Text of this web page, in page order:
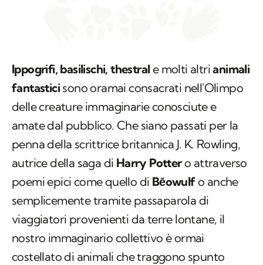
Ippogrifi, basilischi, thestrale molti altrianimali
fantastici sono oramai consacrati nell'Olimpo
delle creature immaginarie conosciute e
amate dal pubblico. Che siano passati per la
penna della scrittrice britannica J. K. Rowling,
autrice della saga di Harry Pottero attraverso
poemi epici come quello di Bēowulfo anche
semplicemente tramite passaparola di
viaggiatori provenienti da terre lontane, il
nostro immaginario collettivo è ormai
costellato di animali che traggono spunto